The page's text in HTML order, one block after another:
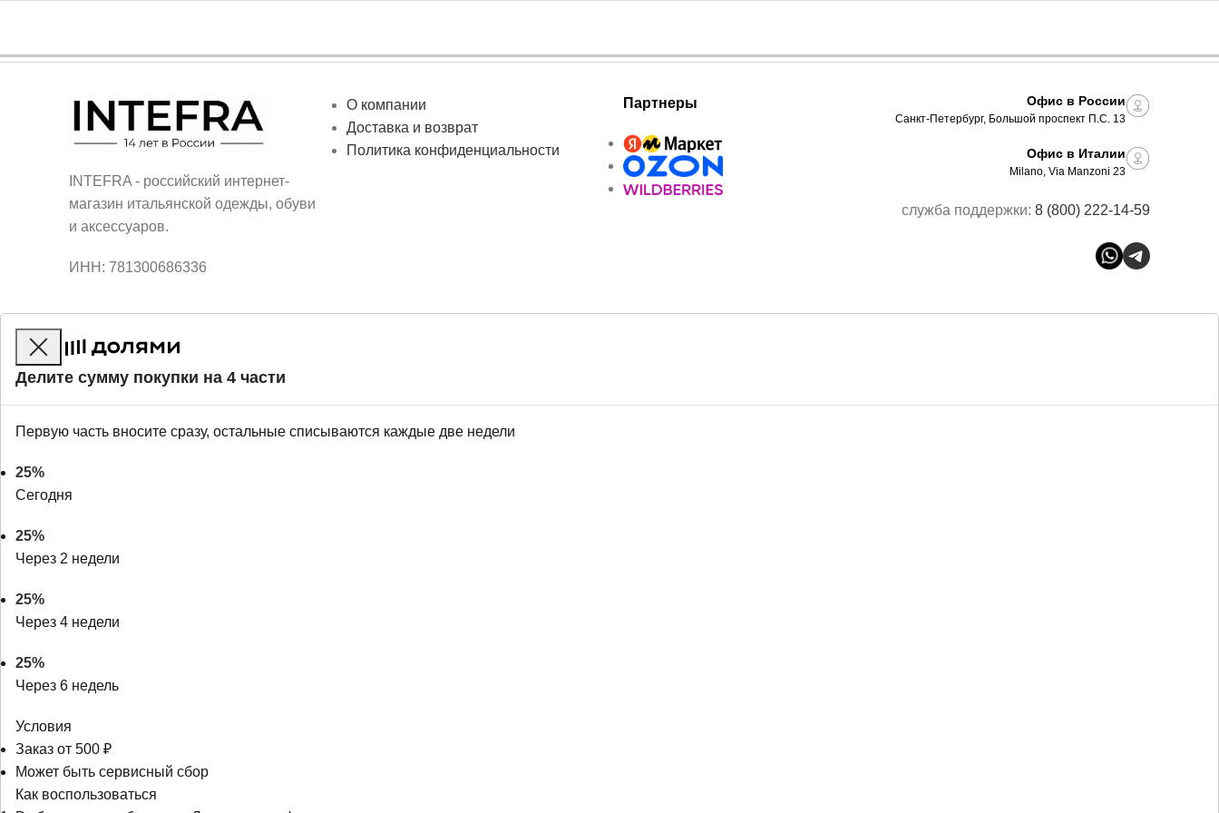
INTEFRA - российский интернет-
магазин итальянской одежды, обуви
и аксессуаров.
ИНН: 781300686336
О компании
Доставка и возврат
Политика конфиденциальности
Партнеры Офис в России
Санкт-Петербург, Большой проспект П.С. 13
Офис в Италии
Milano, Via Manzoni 23
служба поддержки: 8 (800) 222-14-59
Делите сумму покупки на 4 части
Первую часть вносите сразу, остальные списываются каждые две недели
25%
Сегодня
25%
Через 2 недели
25%
Через 4 недели
25%
Через 6 недель
Условия
Заказ от 500 ₽
Может быть сервисный сбор
Как воспользоваться